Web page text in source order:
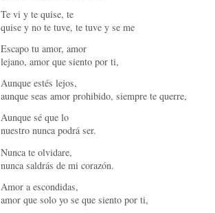
Te vi y te quise, te
quise y no te tuve, te tuve y se me
Escapo tu amor, amor
lejano, amor que siento por ti,
Aunque estés lejos,
aunque seas amor prohibido, siempre te querre,
Aunque sé que lo
nuestro nunca podrá ser.
Nunca te olvidare,
nunca saldrás de mi corazón.
Amor a escondidas,
amor que solo yo se que siento por ti,